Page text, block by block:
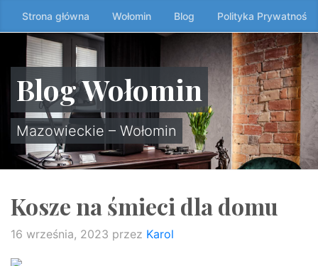
Przeskocz
do
treści
↷
Strona główna Wołomin Blog Polityka Prywatności
Blog Wołomin
Mazowieckie – Wołomin
Kosze na śmieci dla domu
16 września, 2023 przez Karol